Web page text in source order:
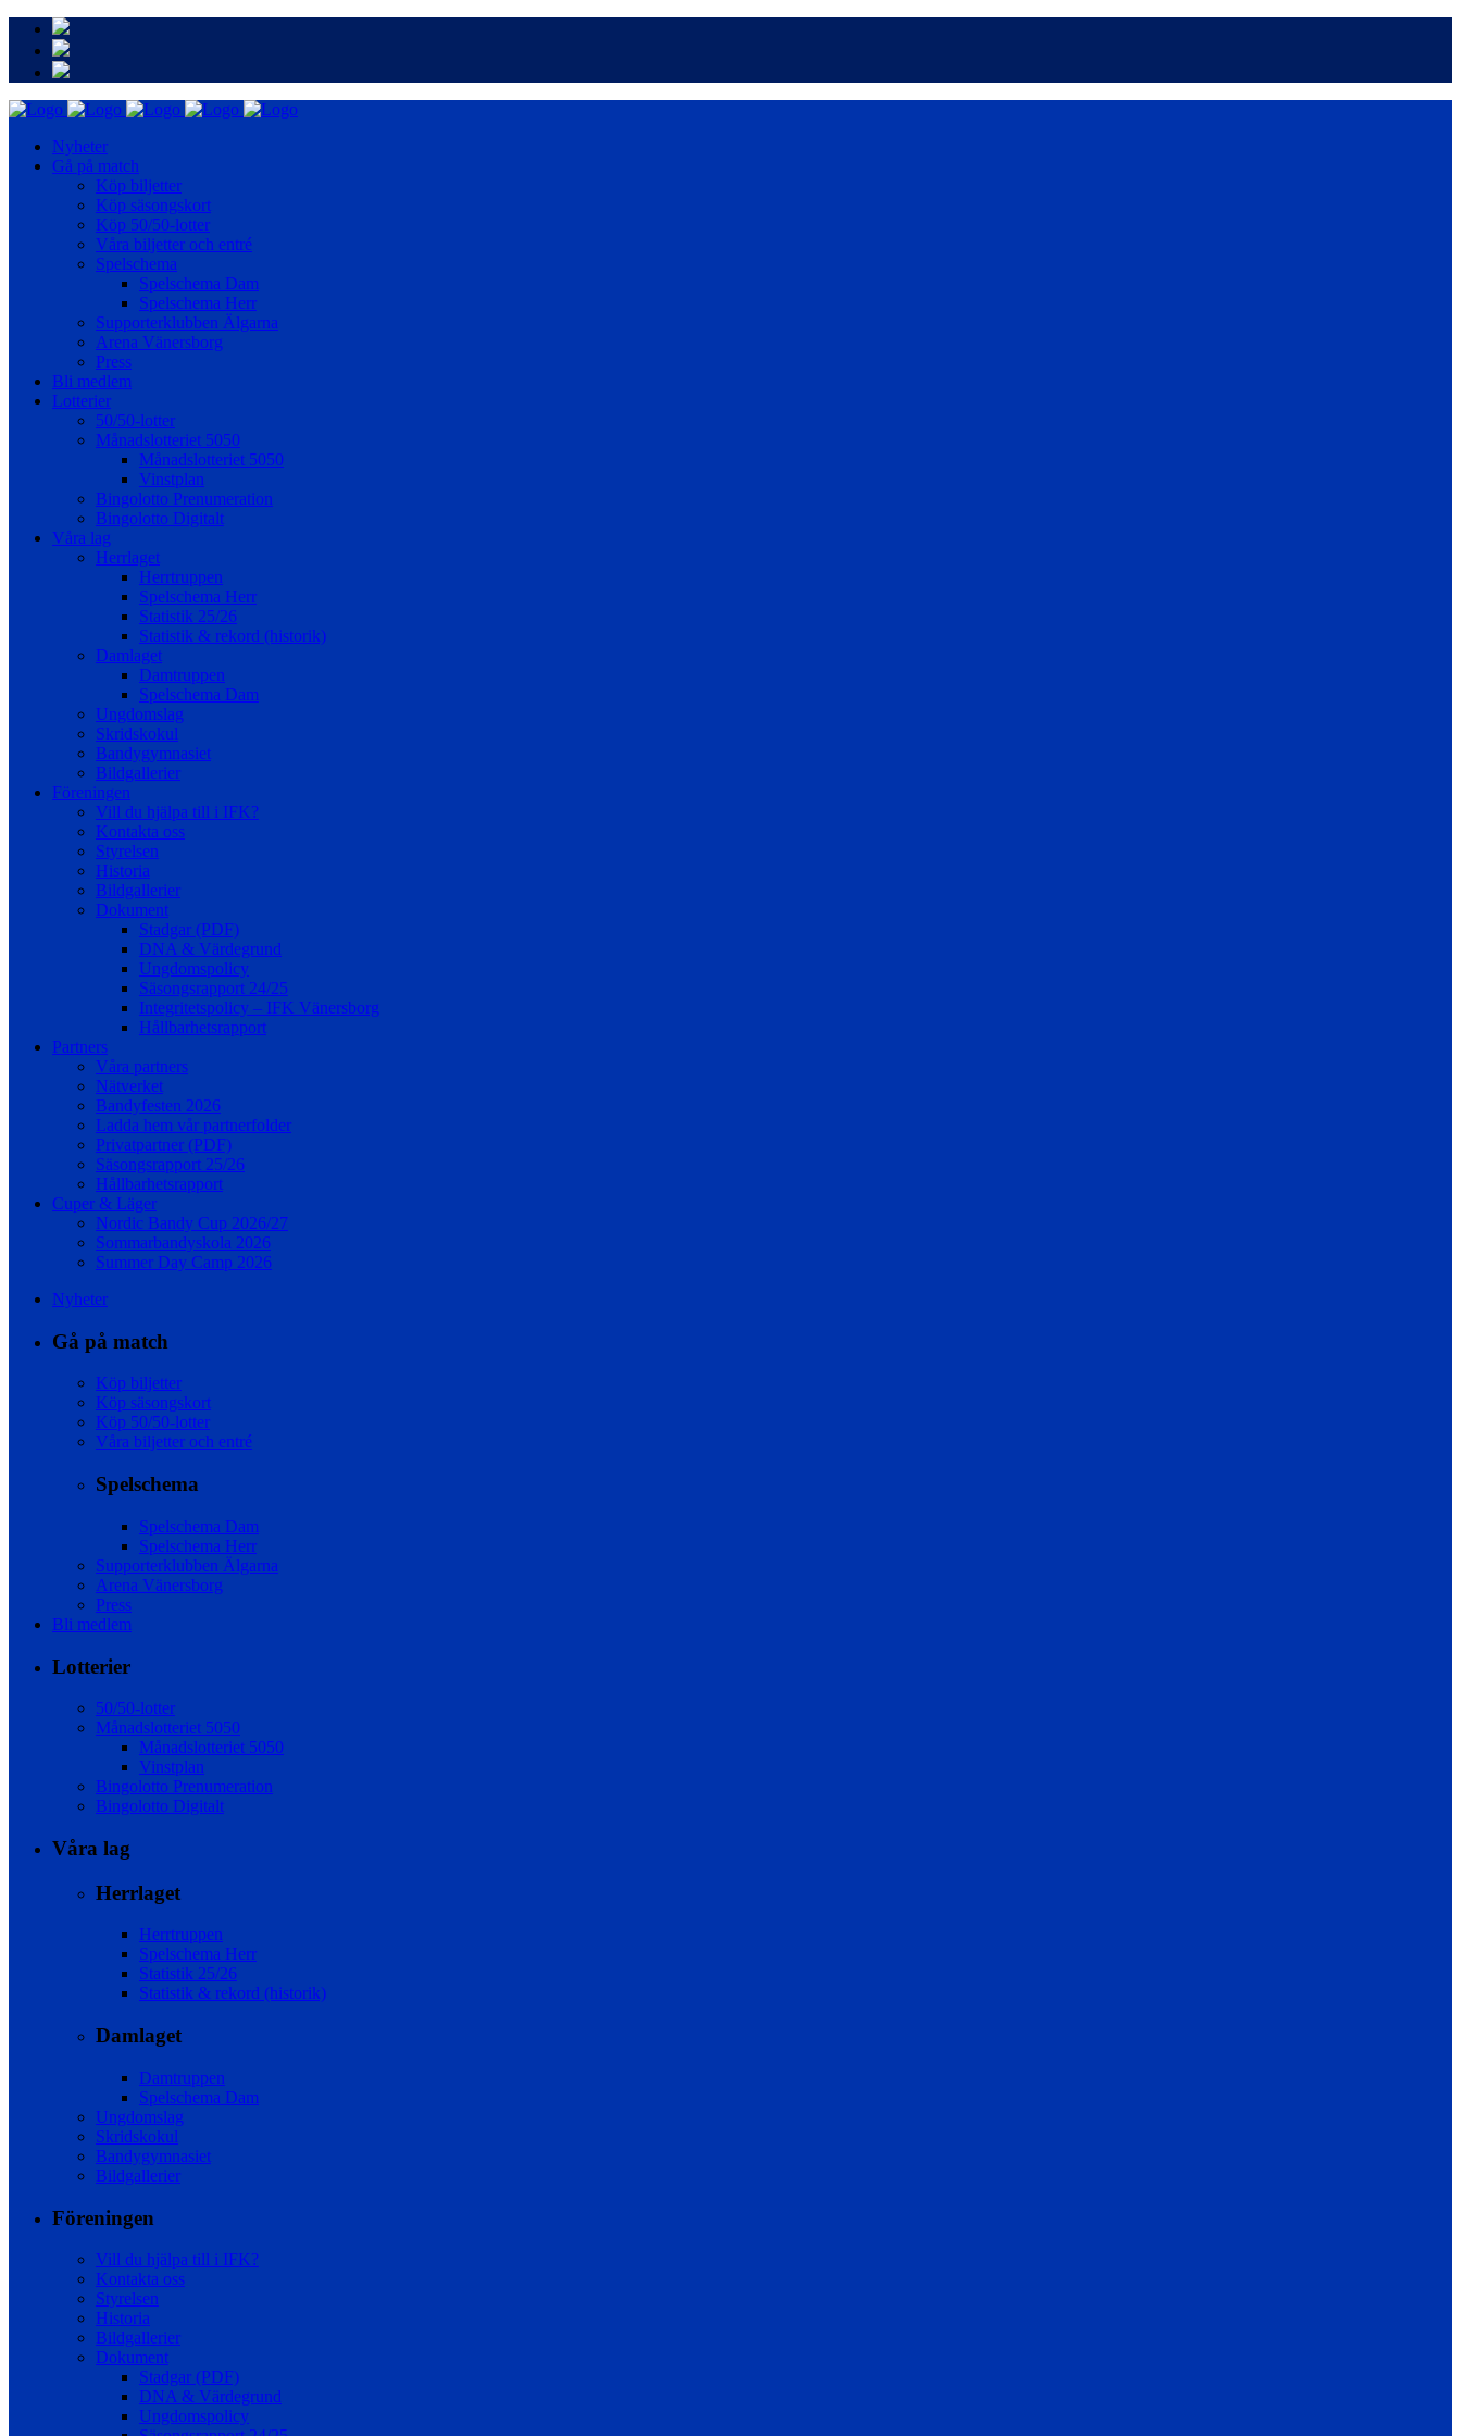
Nyheter
Gå på match
Köp biljetter
Köp säsongskort
Köp 50/50-lotter
Våra biljetter och entré
Spelschema
Spelschema Dam
Spelschema Herr
Supporterklubben Älgarna
Arena Vänersborg
Press
Bli medlem
Lotterier
50/50-lotter
Månadslotteriet 5050
Månadslotteriet 5050
Vinstplan
Bingolotto Prenumeration
Bingolotto Digitalt
Våra lag
Herrlaget
Herrtruppen
Spelschema Herr
Statistik 25/26
Statistik & rekord (historik)
Damlaget
Damtruppen
Spelschema Dam
Ungdomslag
Skridskokul
Bandygymnasiet
Bildgallerier
Föreningen
Vill du hjälpa till i IFK?
Kontakta oss
Styrelsen
Historia
Bildgallerier
Dokument
Stadgar (PDF)
DNA & Värdegrund
Ungdomspolicy
Säsongsrapport 24/25
Integritetspolicy – IFK Vänersborg
Hållbarhetsrapport
Partners
Våra partners
Nätverket
Bandyfesten 2026
Ladda hem vår partnerfolder
Privatpartner (PDF)
Säsongsrapport 25/26
Hållbarhetsrapport
Cuper & Läger
Nordic Bandy Cup 2026/27
Sommarbandyskola 2026
Summer Day Camp 2026
Nyheter
Gå på match
Köp biljetter
Köp säsongskort
Köp 50/50-lotter
Våra biljetter och entré
Spelschema
Spelschema Dam
Spelschema Herr
Supporterklubben Älgarna
Arena Vänersborg
Press
Bli medlem
Lotterier
50/50-lotter
Månadslotteriet 5050
Månadslotteriet 5050
Vinstplan
Bingolotto Prenumeration
Bingolotto Digitalt
Våra lag
Herrlaget
Herrtruppen
Spelschema Herr
Statistik 25/26
Statistik & rekord (historik)
Damlaget
Damtruppen
Spelschema Dam
Ungdomslag
Skridskokul
Bandygymnasiet
Bildgallerier
Föreningen
Vill du hjälpa till i IFK?
Kontakta oss
Styrelsen
Historia
Bildgallerier
Dokument
Stadgar (PDF)
DNA & Värdegrund
Ungdomspolicy